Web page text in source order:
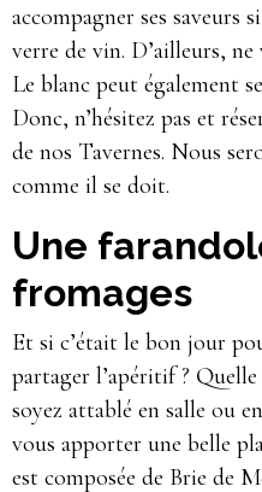
accompagner ses saveurs
verre de vin. D’ailleurs,
Le blanc peut également
Donc, n’hésitez pas et
de nos Tavernes. Nous
comme il se doit.
Une
fromages
Et si c’était le bon jour
partager l’apéritif ?
soyez attablé en salle ou
vous apporter une belle
est composée de Brie de